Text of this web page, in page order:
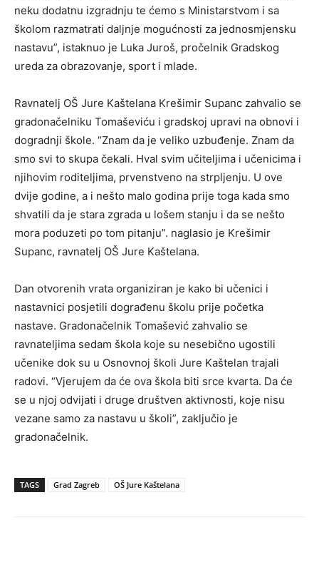
neku dodatnu izgradnju te ćemo s Ministarstvom i sa
školom razmatrati daljnje mogućnosti za jednosmjensku
nastavu”, istaknuo je Luka Juroš, pročelnik Gradskog
ureda za obrazovanje, sport i mlade.
Ravnatelj OŠ Jure Kaštelana Krešimir Supanc zahvalio se
gradonačelniku Tomaševiću i gradskoj upravi na obnovi i
dogradnji škole. “Znam da je veliko uzbuđenje. Znam da
smo svi to skupa čekali. Hval svim učiteljima i učenicima i
njihovim roditeljima, prvenstveno na strpljenju. U ove
dvije godine, a i nešto malo godina prije toga kada smo
shvatili da je stara zgrada u lošem stanju i da se nešto
mora poduzeti po tom pitanju”. naglasio je Krešimir
Supanc, ravnatelj OŠ Jure Kaštelana.
Dan otvorenih vrata organiziran je kako bi učenici i
nastavnici posjetili dograđenu školu prije početka
nastave. Gradonačelnik Tomašević zahvalio se
ravnateljima sedam škola koje su nesebično ugostili
učenike dok su u Osnovnoj školi Jure Kaštelan trajali
radovi. “Vjerujem da će ova škola biti srce kvarta. Da će
se u njoj odvijati i druge društven aktivnosti, koje nisu
vezane samo za nastavu u školi”, zaključio je
gradonačelnik.
TAGS Grad Zagreb OŠ Jure Kaštelana